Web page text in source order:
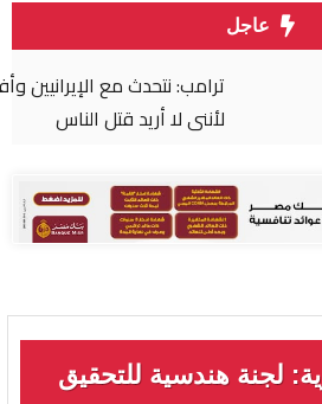
عاجل
وأفضّل التوصل إلى اتفاق
لجنة هندسية للتحقيق